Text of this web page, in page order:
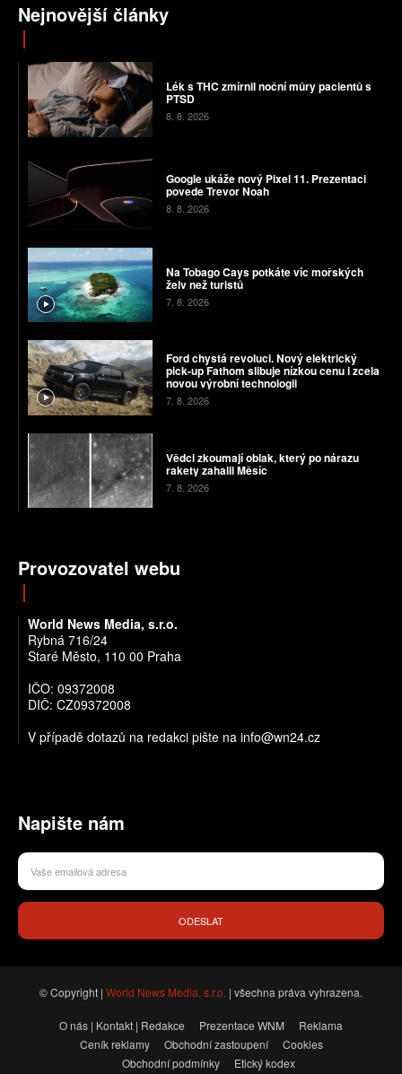
Nejnovější články
Lék s THC zmírnil noční můry pacientů s
PTSD
8. 8. 2026
Google ukáže nový Pixel 11. Prezentaci
povede Trevor Noah
8. 8. 2026
Na Tobago Cays potkáte víc mořských
želv než turistů
7. 8. 2026
Ford chystá revoluci. Nový elektrický
pick-up Fathom slibuje nízkou cenu i zcela
novou výrobní technologii
7. 8. 2026
Vědci zkoumají oblak, který po nárazu
rakety zahalil Měsíc
7. 8. 2026
Provozovatel webu
World News Media, s.r.o.
Rybná 716/24
Staré Město, 110 00 Praha
IČO: 09372008
DIČ: CZ09372008
V případě dotazů na redakci pište na info@wn24.cz
Napište nám
ODESLAT
© Copyright | World News Media, s.r.o. | všechna práva vyhrazena.
O nás | Kontakt | Redakce Prezentace WNM
Reklama
Ceník reklamy
Obchodní zastoupení
Cookies
Obchodní podmínky
Etický kodex